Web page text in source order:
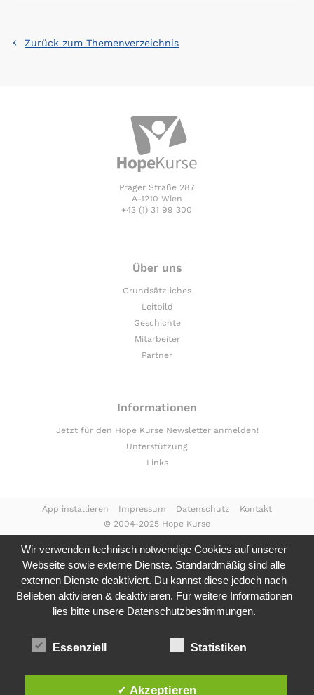
Zurück zum Themenverzeichnis
Prager Straße 287
A-1210 Wien
+43 (1) 31 99 300
Über uns
Grundsätzliches
Leitbild
Geschichte
Mitarbeiter
Partner
Informationen
Jetzt für den Hope Kurse Newsletter anmelden!
Unterstützung
Links
© 2004-2025 Hope Kurse
App installieren Impressum Datenschutz Kontakt
Wir verwenden technisch notwendige Cookies auf unserer
Webseite sowie externe Dienste. Standardmäßig sind alle
externen Dienste deaktiviert. Du kannst diese jedoch nach
Belieben aktivieren & deaktivieren. Für weitere Informationen
lies bitte unsere Datenschutzbestimmungen.
Essenziell Statistiken
✓ Akzeptieren